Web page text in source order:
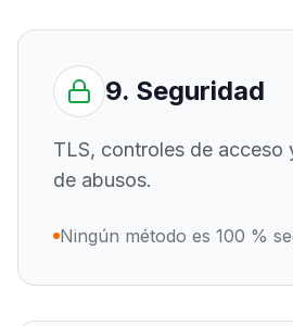
9. Seguridad
TLS, controles de acceso
de abusos.
Ningún método es 100 %